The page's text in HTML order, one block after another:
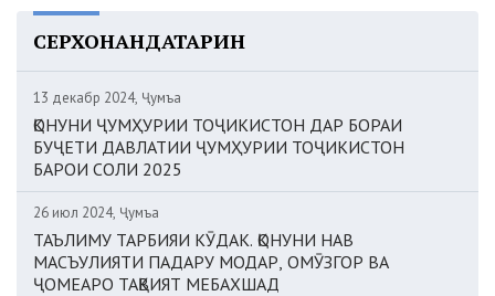
СЕРХОНАНДАТАРИН
13 декабр 2024, Ҷумъа
ҚОНУНИ ҶУМҲУРИИ ТОҶИКИСТОН ДАР БОРАИ
БУҶЕТИ ДАВЛАТИИ ҶУМҲУРИИ ТОҶИКИСТОН
БАРОИ СОЛИ 2025
26 июл 2024, Ҷумъа
ТАЪЛИМУ ТАРБИЯИ КӮДАК. ҚОНУНИ НАВ
МАСЪУЛИЯТИ ПАДАРУ МОДАР, ОМӮЗГОР ВА
ҶОМЕАРО ТАҚВИЯТ МЕБАХШАД